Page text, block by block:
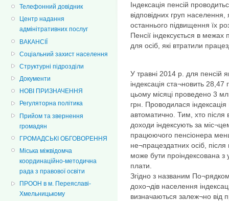
Телефонний довідник
Центр надання
адмінітративних послуг
ВАКАНСІЇ
Соціальний захист населення
Структурні підрозділи
Документи
НОВІ ПРИЗНАЧЕННЯ
Регуляторна політика
Прийом та звернення
громадян
ГРОМАДСЬКІ ОБГОВОРЕННЯ
Міська міжвідомча
координаційно-методична
рада з правової освіти
ПРООН в м. Переяславі-
Хмельницькому
Індексація пенсій
відповідних груп
останнього підвищення їх
Пенсії індексується в
для осіб, які втратили
У травні 2014 р. для пенсій
індексація ста¬новить
цьому місяці проведено 3
грн. Проводилася
автоматично. Тим, хто
доходи індексують за
працюючого пенсіонера
не¬працездатних осіб,
може бути проіндексована з
плати.
Згідно з названим
дохо¬дів населення
визначаються залеж¬но від